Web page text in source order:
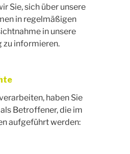
Sie, sich über unsere
in regelmäßigen
in unsere
zu informieren.
haben Sie
Betroffener, die im
aufgeführt werden: